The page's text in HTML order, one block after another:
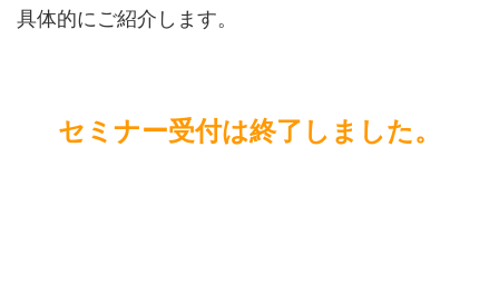
具体的にご紹介します。
セミナー受付は終了しました。